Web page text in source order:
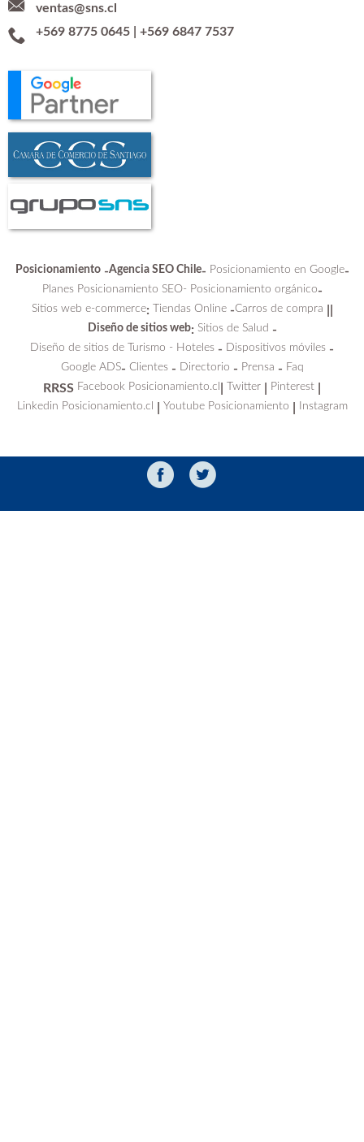
ventas@sns.cl
+569 8775 0645| +569 6847 7537
Posicionamiento-Agencia SEO Chile- Posicionamiento en Google-
Planes Posicionamiento SEO- Posicionamiento orgánico-
Sitios web e-commerce: Tiendas Online-Carros de compra
Diseño de sitios web: Sitios de Salud -
Diseño de sitios de Turismo - Hoteles - Dispositivos móviles -
Google ADS- Clientes- Directorio - Prensa - Faq
RRSS Facebook Posicionamiento.cl Twitter Pinterest
Linkedin Posicionamiento.cl Youtube Posicionamiento Instagram